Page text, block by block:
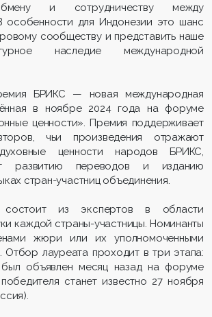
и сотрудничеству между
особенности для Индонезии это шанс
сообществу и представить наше
наследие международной
БРИКС — новая международная
в ноябре 2024 года на форуме
ценности». Премия поддерживает
чьи произведения отражают
ценности народов БРИКС,
развитию переводов и изданию
стран-участниц объединения.
из экспертов в области
каждой страны-участницы. Номинанты
жюри или их уполномоченными
Отбор лауреата проходит в три этапа:
объявлен месяц назад на форуме
станет известно 27 ноября